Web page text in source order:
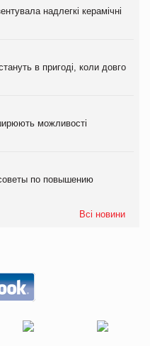
надлегкі керамічні
в пригоді, коли довго
можливості
по повышению
Всі новини